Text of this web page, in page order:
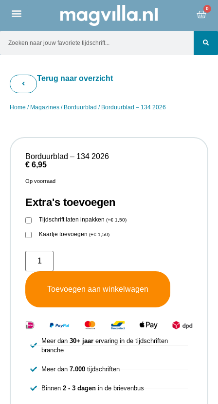
0
Terug naar overzicht
Home / Magazines / Borduurblad / Borduurblad – 134 2026
Borduurblad – 134 2026
€ 6,95
Op voorraad
Extra's toevoegen
Tijdschrift laten inpakken (+€ 1,50)
Kaartje toevoegen (+€ 1,50)
Toevoegen aan winkelwagen
Meer dan 30+ jaarervaring in de tijdschriften
branche
Meer dan 7.000tijdschriften
Binnen 2 - 3 dagenin de brievenbus